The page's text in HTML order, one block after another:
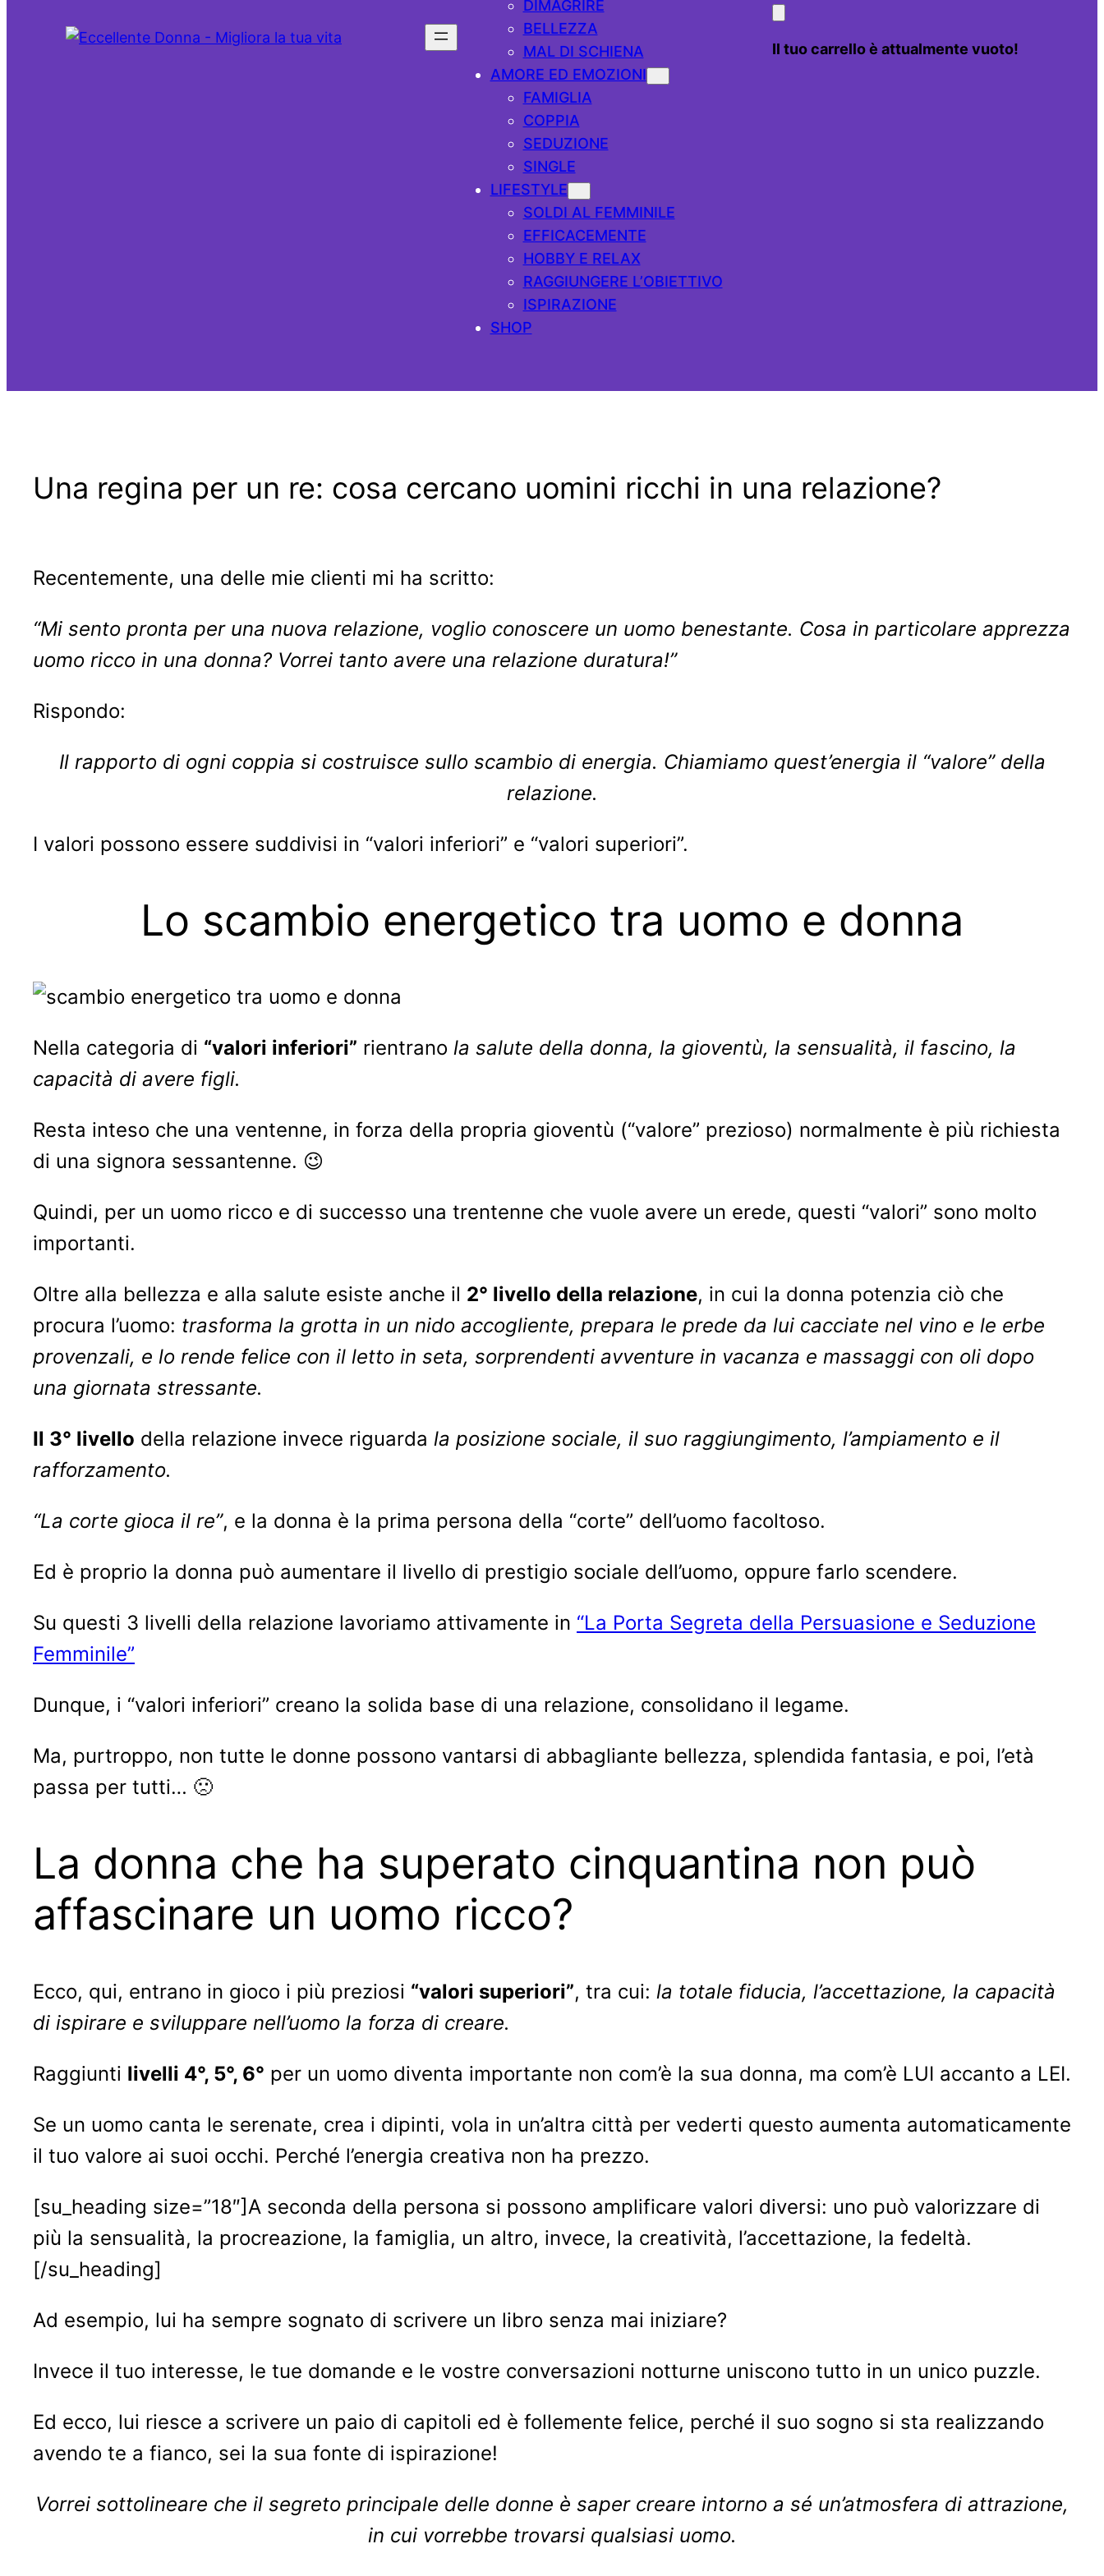
DIMAGRIRE
BELLEZZA
MAL DI SCHIENA
AMORE ED EMOZIONI
FAMIGLIA
COPPIA
SEDUZIONE
SINGLE
LIFESTYLE
SOLDI AL FEMMINILE
EFFICACEMENTE
HOBBY E RELAX
RAGGIUNGERE L’OBIETTIVO
ISPIRAZIONE
SHOP
Il tuo carrello è attualmente vuoto!
Una regina per un re: cosa cercano uomini ricchi in una relazione?
Recentemente, una delle mie clienti mi ha scritto:
“Mi sento pronta per una nuova relazione, voglio conoscere un uomo benestante. Cosa in particolare apprezza
uomo ricco in una donna? Vorrei tanto avere una relazione duratura!”
Rispondo:
Il rapporto di ogni coppia si costruisce sullo scambio di energia. Chiamiamo quest’energia il “valore” della
relazione.
I valori possono essere suddivisi in “valori inferiori” e “valori superiori”.
Lo scambio energetico tra uomo e donna
Nella categoria di “valori inferiori” rientrano la salute della donna, la gioventù, la sensualità, il fascino, la
capacità di avere figli.
Resta inteso che una ventenne, in forza della propria gioventù (“valore” prezioso) normalmente è più richiesta
di una signora sessantenne. 😉
Quindi, per un uomo ricco e di successo una trentenne che vuole avere un erede, questi “valori” sono molto
importanti.
Oltre alla bellezza e alla salute esiste anche il 2° livello della relazione, in cui la donna potenzia ciò che
procura l’uomo: trasforma la grotta in un nido accogliente, prepara le prede da lui cacciate nel vino e le erbe
provenzali, e lo rende felice con il letto in seta, sorprendenti avventure in vacanza e massaggi con oli dopo
una giornata stressante.
Il 3° livello della relazione invece riguarda la posizione sociale, il suo raggiungimento, l’ampiamento e il
rafforzamento.
“La corte gioca il re”, e la donna è la prima persona della “corte” dell’uomo facoltoso.
Ed è proprio la donna può aumentare il livello di prestigio sociale dell’uomo, oppure farlo scendere.
Su questi 3 livelli della relazione lavoriamo attivamente in “La Porta Segreta della Persuasione e Seduzione
Femminile”
Dunque, i “valori inferiori” creano la solida base di una relazione, consolidano il legame.
Ma, purtroppo, non tutte le donne possono vantarsi di abbagliante bellezza, splendida fantasia, e poi, l’età
passa per tutti… 🙁
La donna che ha superato cinquantina non può
affascinare un uomo ricco?
Ecco, qui, entrano in gioco i più preziosi “valori superiori”, tra cui: la totale fiducia, l’accettazione, la capacità
di ispirare e sviluppare nell’uomo la forza di creare.
Raggiunti livelli 4°, 5°, 6° per un uomo diventa importante non com’è la sua donna, ma com’è LUI accanto a LEI.
Se un uomo canta le serenate, crea i dipinti, vola in un’altra città per vederti questo aumenta automaticamente
il tuo valore ai suoi occhi. Perché l’energia creativa non ha prezzo.
[su_heading size=”18″]A seconda della persona si possono amplificare valori diversi: uno può valorizzare di
più la sensualità, la procreazione, la famiglia, un altro, invece, la creatività, l’accettazione, la fedeltà.
[/su_heading]
Ad esempio, lui ha sempre sognato di scrivere un libro senza mai iniziare?
Invece il tuo interesse, le tue domande e le vostre conversazioni notturne uniscono tutto in un unico puzzle.
Ed ecco, lui riesce a scrivere un paio di capitoli ed è follemente felice, perché il suo sogno si sta realizzando
avendo te a fianco, sei la sua fonte di ispirazione!
Vorrei sottolineare che il segreto principale delle donne è saper creare intorno a sé un’atmosfera di attrazione,
in cui vorrebbe trovarsi qualsiasi uomo.